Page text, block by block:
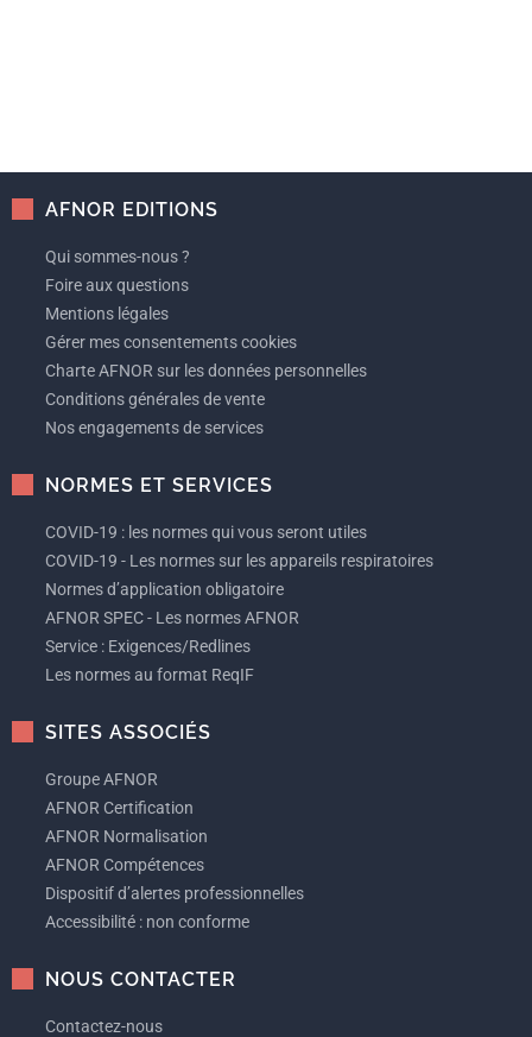
AFNOR EDITIONS
Qui sommes-nous ?
Foire aux questions
Mentions légales
Gérer mes consentements cookies
Charte AFNOR sur les données personnelles
Conditions générales de vente
Nos engagements de services
NORMES ET SERVICES
COVID-19 : les normes qui vous seront utiles
COVID-19 - Les normes sur les appareils respiratoires
Normes d’application obligatoire
AFNOR SPEC - Les normes AFNOR
Service : Exigences/Redlines
Les normes au format ReqIF
SITES ASSOCIÉS
Groupe AFNOR
AFNOR Certification
AFNOR Normalisation
AFNOR Compétences
Dispositif d’alertes professionnelles
Accessibilité : non conforme
NOUS CONTACTER
Contactez-nous